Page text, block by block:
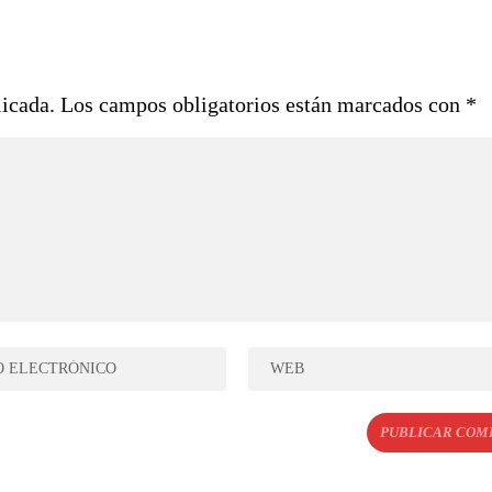
Los campos obligatorios están marcados con *